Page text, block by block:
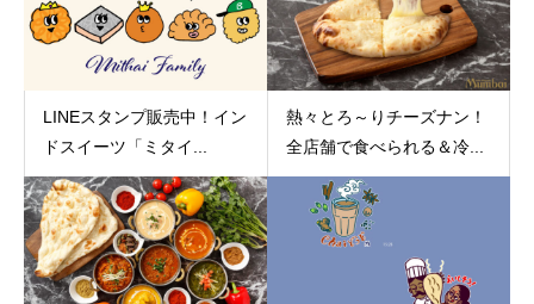
LINEスタンプ販売中！イン
ドスイーツ「ミタイ...
熱々とろ～りチーズナン！
全店舗で食べられる＆冷...